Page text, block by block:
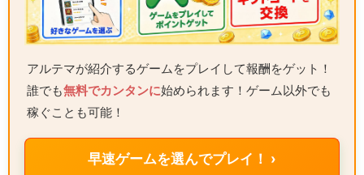
アルテマが紹介するゲームをプレイして報酬をゲット！
誰でも無料でカンタンに始められます！ゲーム以外でも
稼ぐことも可能！
早速ゲームを選んでプレイ！ ›